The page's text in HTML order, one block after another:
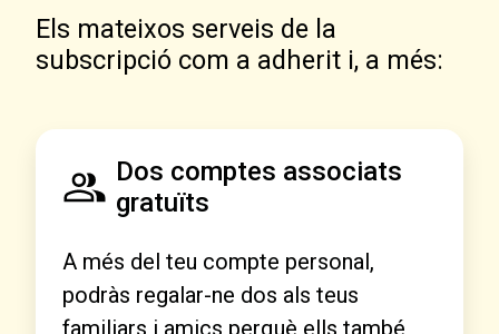
Els mateixos serveis de la
subscripció com a adherit i, a més:
Dos comptes associats
gratuïts
A més del teu compte personal,
podràs regalar-ne dos als teus
familiars i amics perquè ells també